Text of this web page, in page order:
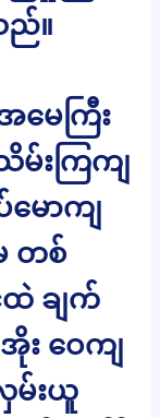
ည်။
မေကြီး
းကြကျ
မောကျ
တစ်
ထဲ ချက်
း ဝေကျ
းယူ